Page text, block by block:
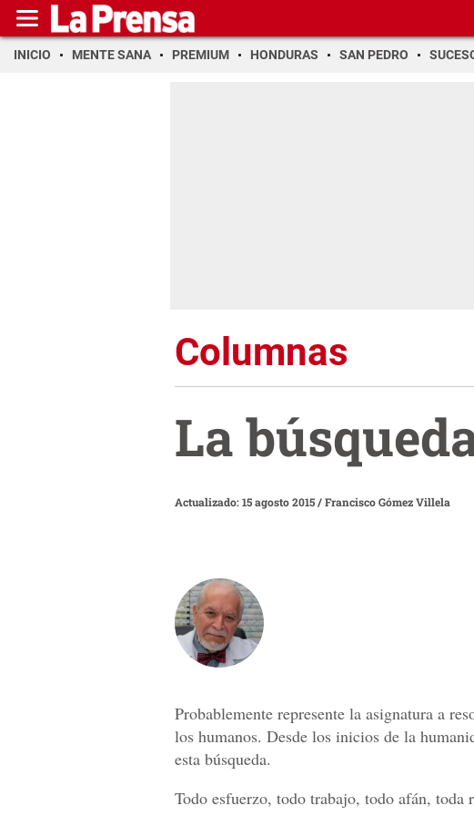
INICIO MENTE SANA PREMIUM HONDURAS SAN PEDRO
Columnas
La
Actualizado: 15 agosto 2015/Francisco Gómez Villela
Probablemente represente la asignatura a
los humanos. Desde los inicios de la
esta búsqueda.
Todo esfuerzo, todo trabajo, todo afán,